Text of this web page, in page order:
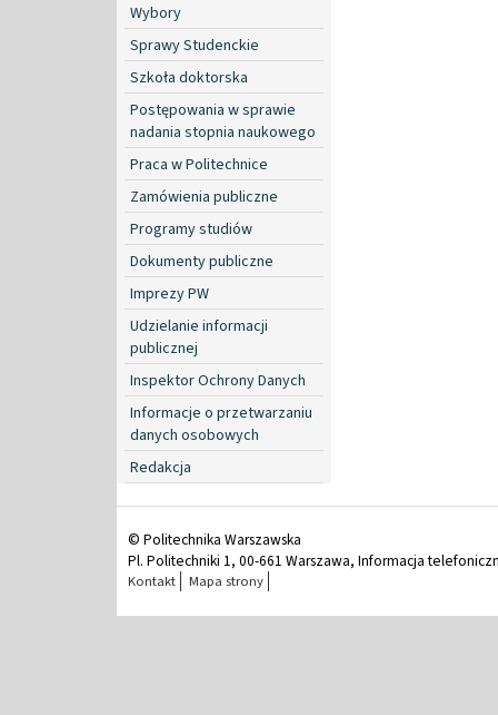
Wybory
Sprawy Studenckie
Szkoła doktorska
Postępowania w sprawie
nadania stopnia naukowego
Praca w Politechnice
Zamówienia publiczne
Programy studiów
Dokumenty publiczne
Imprezy PW
Udzielanie informacji
publicznej
Inspektor Ochrony Danych
Informacje o przetwarzaniu
danych osobowych
Redakcja
© Politechnika Warszawska
Pl. Politechniki 1, 00-661 Warszawa, Informacja
Kontakt Mapa strony